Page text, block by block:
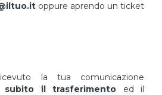
oppure aprendo un ticket
la tua comunicazione
subito il trasferimento ed il